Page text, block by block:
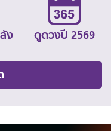
ง
ดูดวงปี 2569